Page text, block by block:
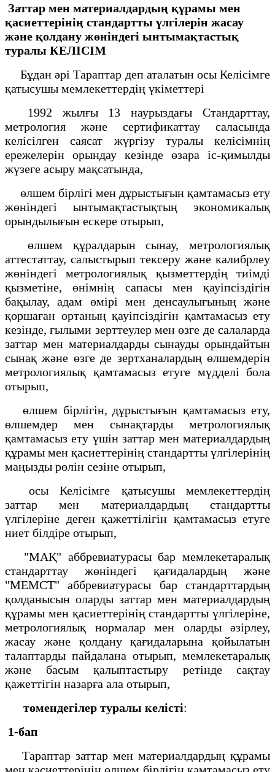
Заттар мен материалдардың құрамы мен
қасиеттерінің стандартты үлгілерін жасау
және қолдану жөніндегі ынтымақтастық
туралы КЕЛІСІМ
Бұдан әрі Тараптар деп аталатын осы Келісімге
қатысушы мемлекеттердің үкіметтері
1992 жылғы 13 наурыздағы Стандарттау,
метрология және сертификаттау саласында
келісілген саясат жүргізу туралы келісімнің
ережелерін орындау кезінде өзара іс-қимылды
жүзеге асыру мақсатында,
өлшем бірлігі мен дұрыстығын қамтамасыз ету
жөніндегі ынтымақтастықтың экономикалық
орындылығын ескере отырып,
өлшем құралдарын сынау, метрологиялық
аттестаттау, салыстырып тексеру және калибрлеу
жөніндегі метрологиялық қызметтердің тиімді
қызметіне, өнімнің сапасы мен қауіпсіздігін
бақылау, адам өмірі мен денсаулығының және
қоршаған ортаның қауіпсіздігін қамтамасыз ету
кезінде, ғылыми зерттеулер мен өзге де салаларда
заттар мен материалдарды сынауды орындайтын
сынақ және өзге де зертханалардың өлшемдерін
метрологиялық қамтамасыз етуге мүдделі бола
отырып,
өлшем бірлігін, дұрыстығын қамтамасыз ету,
өлшемдер мен сынақтарды метрологиялық
қамтамасыз ету үшін заттар мен материалдардың
құрамы мен қасиеттерінің стандартты үлгілерінің
маңызды рөлін сезіне отырып,
осы Келісімге қатысушы мемлекеттердің
заттар мен материалдардың стандартты
үлгілеріне деген қажеттілігін қамтамасыз етуге
ниет білдіре отырып,
"МАҚ" аббревиатурасы бар мемлекетаралық
стандарттау жөніндегі қағидалардың және
"МЕМСТ" аббревиатурасы бар стандарттардың
қолданысын оларды заттар мен материалдардың
құрамы мен қасиеттерінің стандартты үлгілеріне,
метрологиялық нормалар мен оларды әзірлеу,
жасау және қолдану қағидаларына қойылатын
талаптарды пайдалана отырып, мемлекетаралық
және басым қалыптастыру ретінде сақтау
қажеттігін назарға ала отырып,
төмендегілер туралы келісті:
1-бап
Тараптар заттар мен материалдардың құрамы